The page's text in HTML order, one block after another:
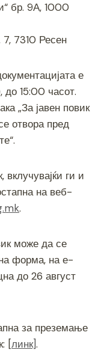
бр. 9А, 1000
7, 7310 Ресен
е
15:00 часот.
„За јавен повик
отвора пред
вклучувајќи ги и
на веб-
.
може да се
форма, на е-
до 26 август
за преземање
[линк].